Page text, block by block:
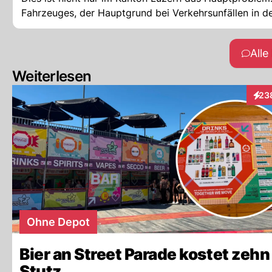
Fahrzeuges, der Hauptgrund bei Verkehrsunfällen in
Weiterlesen
Ohne Depot
Bier an Street Parade kostet zehn